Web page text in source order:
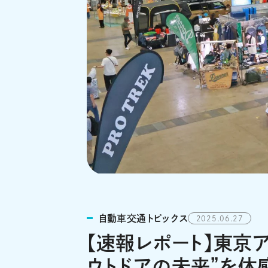
自動車交通トピックス 2025.06.27
【速報レポート】東